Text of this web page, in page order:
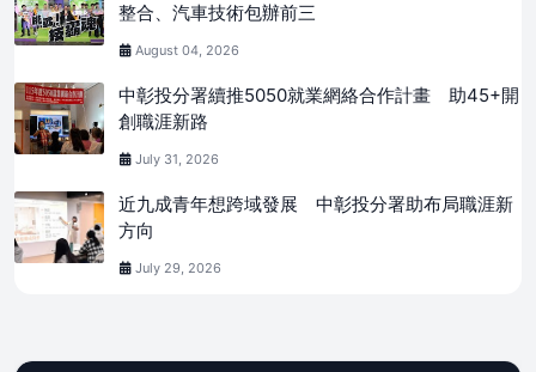
整合、汽車技術包辦前三
August 04, 2026
中彰投分署續推5050就業網絡合作計畫 助45+開
創職涯新路
July 31, 2026
近九成青年想跨域發展 中彰投分署助布局職涯新
方向
July 29, 2026